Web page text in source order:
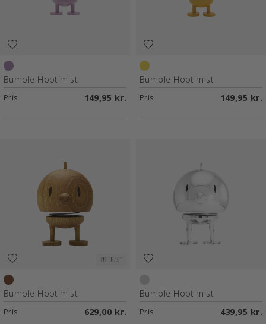
Lavender
Bumble Hoptimist
Pris 149,95 kr.
Yellow
Bumble Hoptimist
Pris 149,95 kr.
FRI FRAGT
Oak
Bumble Hoptimist
Pris 629,00 kr.
Chrome
Bumble Hoptimist
Pris 439,95 kr.